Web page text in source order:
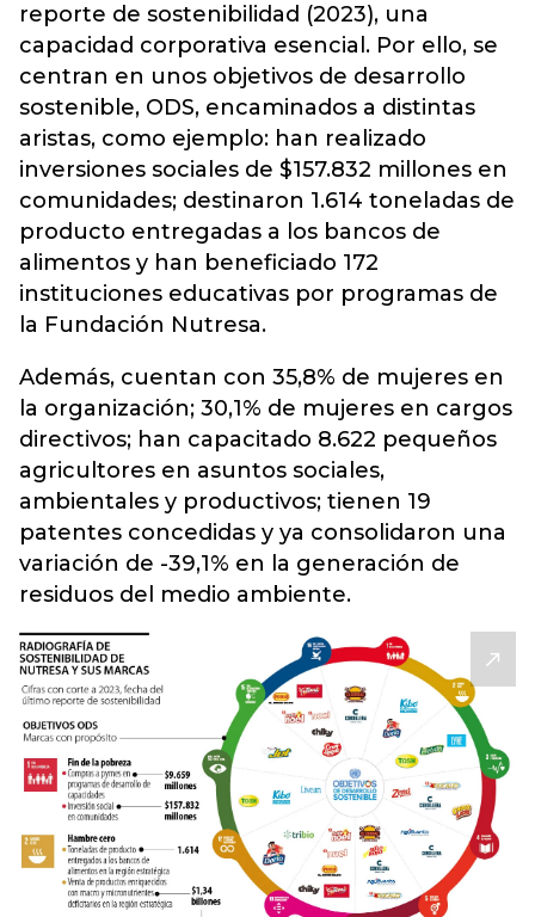
reporte de sostenibilidad (2023), una
capacidad corporativa esencial. Por ello, se
centran en unos objetivos de desarrollo
sostenible, ODS, encaminados a distintas
aristas, como ejemplo: han realizado
inversiones sociales de $157.832 millones en
comunidades; destinaron 1.614 toneladas de
producto entregadas a los bancos de
alimentos y han beneficiado 172
instituciones educativas por programas de
la Fundación Nutresa.
Además, cuentan con 35,8% de mujeres en
la organización; 30,1% de mujeres en cargos
directivos; han capacitado 8.622 pequeños
agricultores en asuntos sociales,
ambientales y productivos; tienen 19
patentes concedidas y ya consolidaron una
variación de -39,1% en la generación de
residuos del medio ambiente.